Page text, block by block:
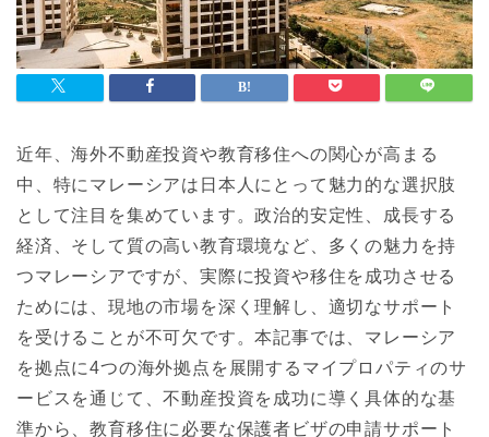
近年、海外不動産投資や教育移住への関心が高まる
中、特にマレーシアは日本人にとって魅力的な選択肢
として注目を集めています。政治的安定性、成長する
経済、そして質の高い教育環境など、多くの魅力を持
つマレーシアですが、実際に投資や移住を成功させる
ためには、現地の市場を深く理解し、適切なサポート
を受けることが不可欠です。本記事では、マレーシア
を拠点に4つの海外拠点を展開するマイプロパティのサ
ービスを通じて、不動産投資を成功に導く具体的な基
準から、教育移住に必要な保護者ビザの申請サポート